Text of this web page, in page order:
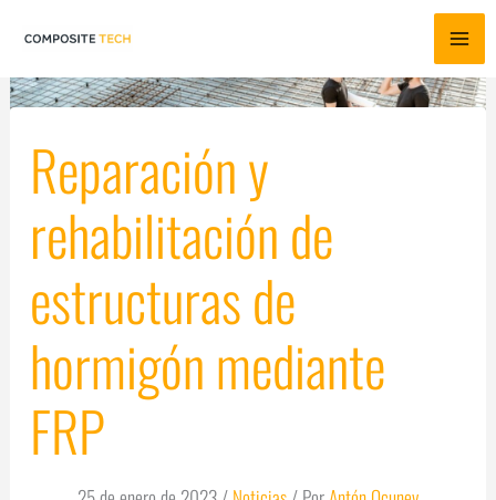
al
contenido
Reparación y
rehabilitación de
estructuras de
hormigón mediante
FRP